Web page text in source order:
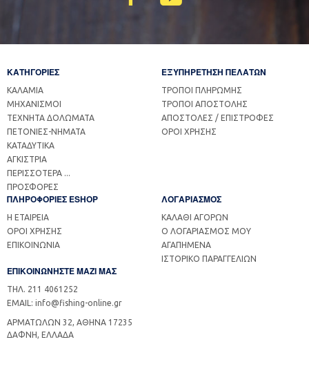
ΚΑΤΗΓΟΡΙΕΣ
ΚΑΛΑΜΙΑ
ΜΗΧΑΝΙΣΜΟΙ
ΤΕΧΝΗΤΑ ΔΟΛΩΜΑΤΑ
ΠΕΤΟΝΙΕΣ-ΝΗΜΑΤΑ
ΚΑΤΑΔΥΤΙΚΑ
ΑΓΚΙΣΤΡΙΑ
ΠΕΡΙΣΣΟΤΕΡΑ ...
ΠΡΟΣΦΟΡΕΣ
ΕΞΥΠΗΡΕΤΗΣΗ ΠΕΛΑΤΩΝ
ΤΡΟΠΟΙ ΠΛΗΡΩΜΗΣ
ΤΡΟΠΟΙ ΑΠΟΣΤΟΛΗΣ
ΑΠΟΣΤΟΛΕΣ / ΕΠΙΣΤΡΟΦΕΣ
ΟΡΟΙ ΧΡΗΣΗΣ
ΠΛΗΡΟΦΟΡΙΕΣ ESHOP
Η ΕΤΑΙΡΕΙΑ
ΟΡΟΙ ΧΡΗΣΗΣ
ΕΠΙΚΟΙΝΩΝΙΑ
ΛΟΓΑΡΙΑΣΜΟΣ
ΚΑΛΑΘΙ ΑΓΟΡΩΝ
Ο ΛΟΓΑΡΙΑΣΜΟΣ ΜΟΥ
ΑΓΑΠΗΜΕΝΑ
ΙΣΤΟΡΙΚΟ ΠΑΡΑΓΓΕΛΙΩΝ
ΕΠΙΚΟΙΝΩΝΗΣΤΕ ΜΑΖΙ ΜΑΣ
ΤΗΛ. 211 4061252
EMAIL: info@fishing-online.gr
ΑΡΜΑΤΩΛΩΝ 32, ΑΘΗΝΑ 17235
ΔΑΦΝΗ, ΕΛΛΑΔΑ